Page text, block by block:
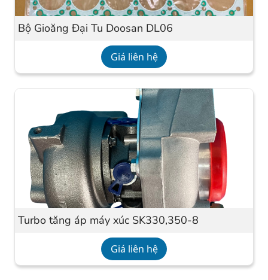
Bộ Gioăng Đại Tu Doosan DL06
Giá liên hệ
Turbo tăng áp máy xúc SK330,350-8
Giá liên hệ